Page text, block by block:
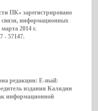
ПК» зарегистрировано
связи, информационных
2014 г.
- 57147.
редакции: E-mail:
издания Калядин
информационной